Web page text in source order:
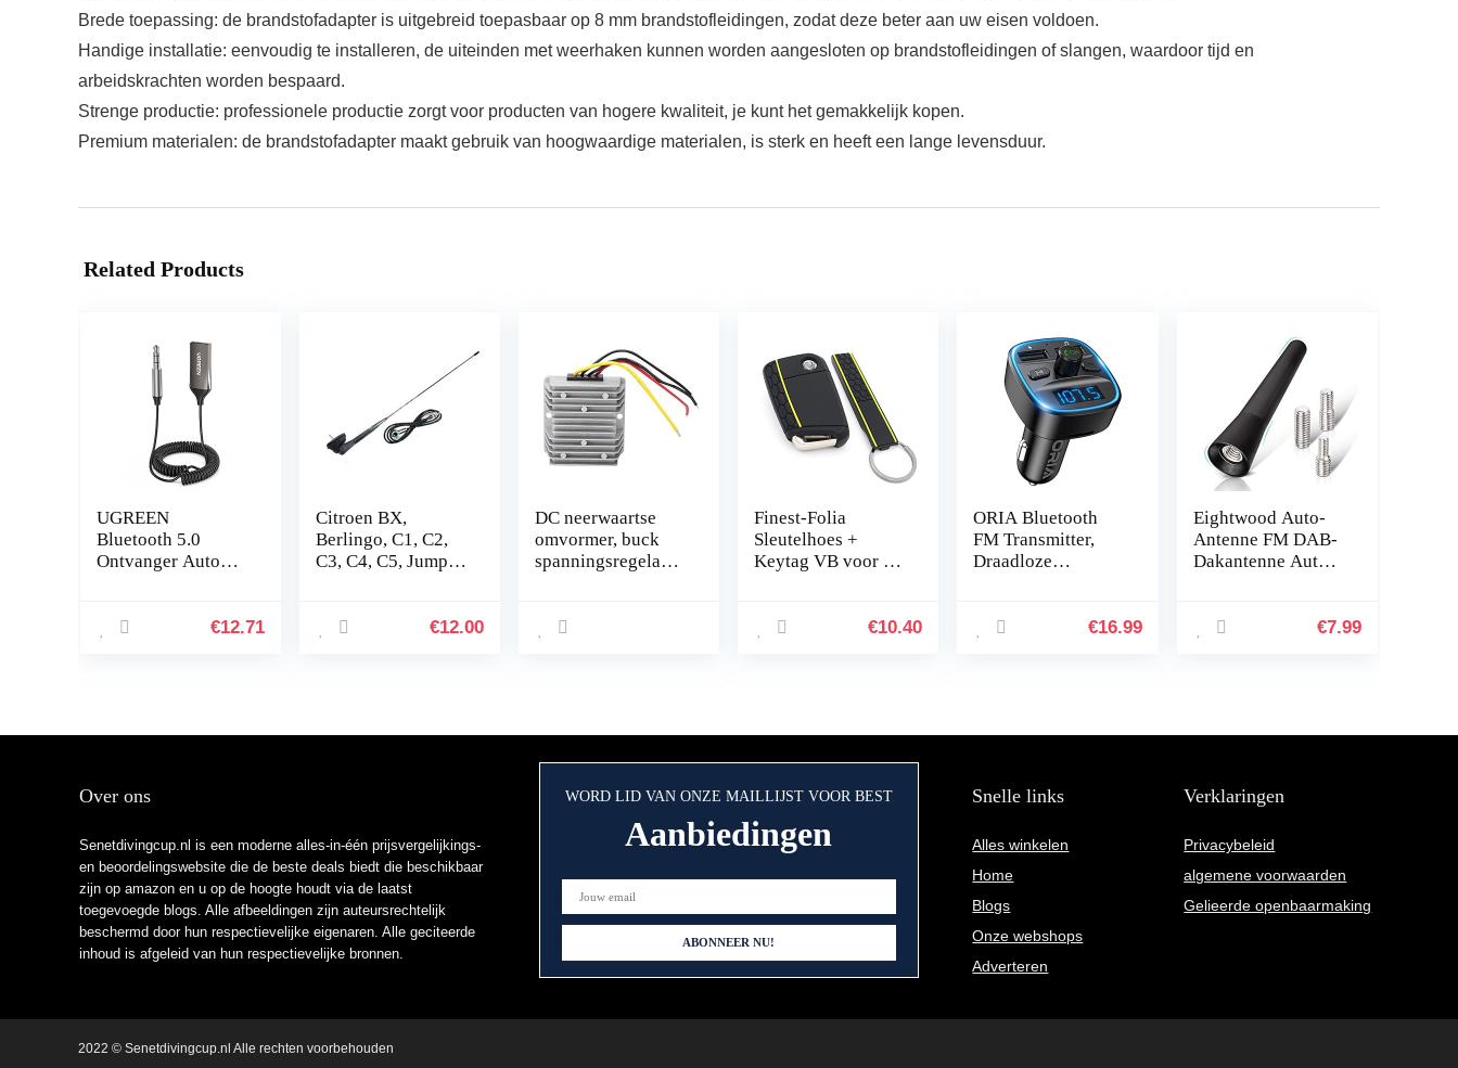
Brede toepassing: de brandstofadapter is uitgebreid toepasbaar op 8 mm brandstofleidingen, zodat deze beter aan uw eisen voldoen.
Handige installatie: eenvoudig te installeren, de uiteinden met weerhaken kunnen worden aangesloten op brandstofleidingen of slangen, waardoor tijd en
arbeidskrachten worden bespaard.
Strenge productie: professionele productie zorgt voor producten van hogere kwaliteit, je kunt het gemakkelijk kopen.
Premium materialen: de brandstofadapter maakt gebruik van hoogwaardige materialen, is sterk en heeft een lange levensduur.
Related Products
UGREEN
Bluetooth 5.0
Ontvanger Auto
Aansluiting en €12.71
Citroen BX,
Berlingo, C1, C2,
C3, C4, C5, Jumper,
randvoet en
€12.00
DC neerwaartse
omvormer, buck
spanningsregelaar
spanningsreductor
Finest-Folia
Sleutelhoes +
Keytag VB voor 3
siliconen cover€10.40
ORIA Bluetooth
FM Transmitter,
Draadloze
Autolader Met
€16.99
Eightwood Auto-
Antenne FM DAB-
Dakantenne Auto
Kort Met Sterke €7.99
Over ons
Senetdivingcup.nl is een moderne alles-in-één prijsvergelijkings-
en beoordelingswebsite die de beste deals biedt die beschikbaar
zijn op amazon en u op de hoogte houdt via de laatst
toegevoegde blogs. Alle afbeeldingen zijn auteursrechtelijk
beschermd door hun respectievelijke eigenaren. Alle geciteerde
inhoud is afgeleid van hun respectievelijke bronnen.
WORD LID VAN ONZE MAILLIJST VOOR BEST
Aanbiedingen
Snelle links
Alles winkelen
Home
Blogs
Onze webshops
Adverteren
Verklaringen
Privacybeleid
algemene voorwaarden
Gelieerde openbaarmaking
2022 © Senetdivingcup.nl Alle rechten voorbehouden